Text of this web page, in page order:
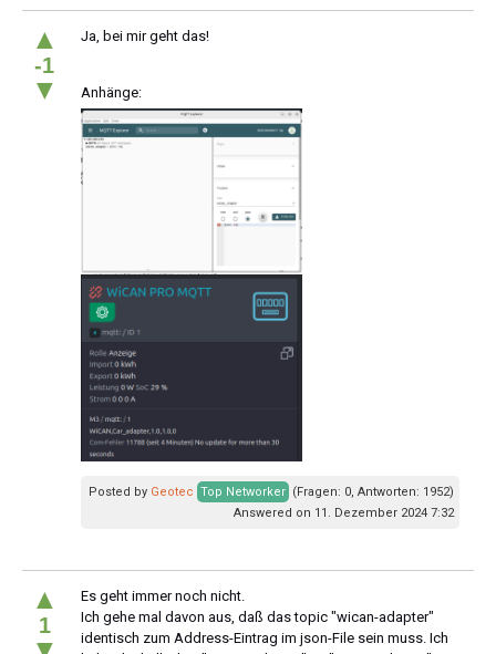
▲
-1
▼
Ja, bei mir geht das!
Anhänge:
Posted by Geotec Top Networker (Fragen: 0, Antworten: 1952)
Answered on 11. Dezember 2024 7:32
▲
1
Es geht immer noch nicht.
Ich gehe mal davon aus, daß das topic "wican-adapter"
identisch zum Address-Eintrag im json-File sein muss. Ich